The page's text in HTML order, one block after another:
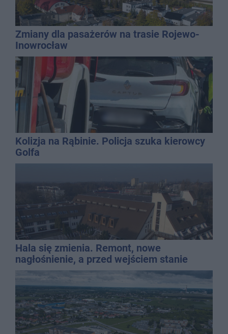
Zmiany dla pasażerów na trasie Rojewo-
Inowrocław
Kolizja na Rąbinie. Policja szuka kierowcy
Golfa
Hala się zmienia. Remont, nowe
nagłośnienie, a przed wejściem stanie
QEMETICA ARENA